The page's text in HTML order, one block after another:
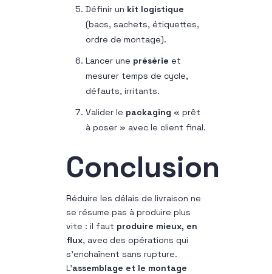
Définir un kit logistique
(bacs, sachets, étiquettes,
ordre de montage).
Lancer une présérie et
mesurer temps de cycle,
défauts, irritants.
Valider le packaging « prêt
à poser » avec le client final.
Conclusion
Réduire les délais de livraison ne
se résume pas à produire plus
vite : il faut produire mieux, en
flux, avec des opérations qui
s’enchaînent sans rupture.
L’assemblage et le montage